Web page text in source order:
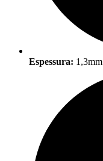
Espessura: 1,3mm